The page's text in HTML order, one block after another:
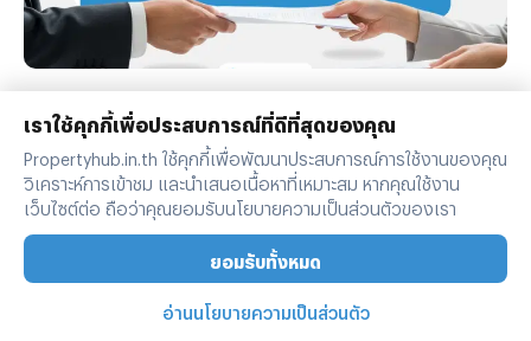
ในการซื้ออสังหาริมทรัพย์อย่างคอนโดนั้น นอกเหนือจากราคา
ขายคอนโดแล้ว สิ่งที่ต้องทราบนอกเหนือจากนี้ก็คือเรื่องของ
ขั้นตอนต่างๆ ที่ผู้ซื้อทุกรายจะต้องทำความเข้าใจ เพราะไม่ว่าจะ
เป็นการ ซื้อคอนโด มือหนึ่งจากผู้พัฒนาโครงการ หรือการซื้อ
คอนโดมือสองต่อจากผู้เป็นเจ้าของก็ตาม ขั้นตอนของการ โอน
คอนโด คือเรื่องที่จะสร้างความปวดหัวไม่น้อยสำหรับใครที่ไม่
โพสต์เมื่อ 29 August 2025
เราใช้คุกกี้เพื่อประสบการณ์ที่ดีที่สุดของคุณ
Propertyhub.in.th ใช้คุกกี้เพื่อพัฒนาประสบการณ์การใช้งานของคุณ
วิเคราะห์การเข้าชม และนำเสนอเนื้อหาที่เหมาะสม หากคุณใช้งาน
เว็บไซต์ต่อ ถือว่าคุณยอมรับนโยบายความเป็นส่วนตัวของเรา
ยอมรับทั้งหมด
อ่านนโยบายความเป็นส่วนตัว